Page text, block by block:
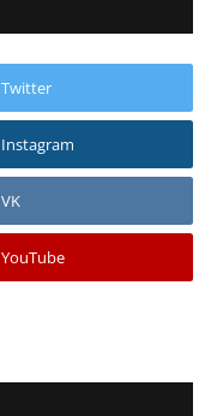
Twitter
Instagram
VK
YouTube